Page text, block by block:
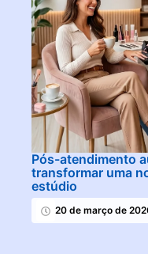
Pós-atendimento
transformar uma
estúdio
20 de março de